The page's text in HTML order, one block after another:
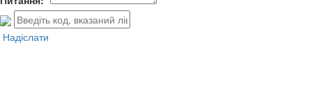
Надіслати